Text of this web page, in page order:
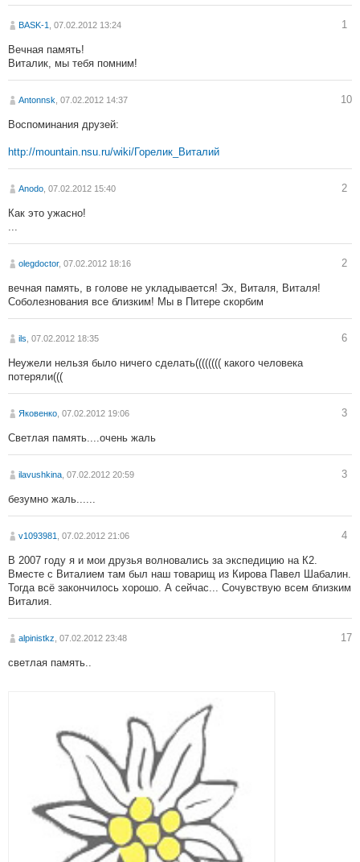
BASK-1 , 07.02.2012 13:24 1
Вечная память!
Виталик, мы тебя помним!
Antonnsk , 07.02.2012 14:37 10
Воспоминания друзей:
http://mountain.nsu.ru/wiki/Горелик_Виталий
Anodo , 07.02.2012 15:40 2
Как это ужасно!
...
olegdoctor, 07.02.2012 18:16 2
вечная память, в голове не укладывается! Эх, Виталя, Виталя!
Соболезнования все близким! Мы в Питере скорбим
ils , 07.02.2012 18:35 6
Неужели нельзя было ничего сделать(((((((( какого человека
потеряли(((
Яковенко , 07.02.2012 19:06 3
Светлая память....очень жаль
ilavushkina , 07.02.2012 20:59 3
безумно жаль......
v1093981 , 07.02.2012 21:06 4
В 2007 году я и мои друзья волновались за экспедицию на К2.
Вместе с Виталием там был наш товарищ из Кирова Павел Шабалин.
Тогда всё закончилось хорошо. А сейчас... Сочувствую всем близким
Виталия.
alpinistkz , 07.02.2012 23:48 17
светлая память..